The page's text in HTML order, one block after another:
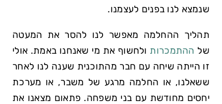
שנמצא לנו בפנים לעצמנו.
תהליך ההחלמה מאפשר לנו להסר את המעטה
של ההתמכרות ולחשוף את מי שאנחנו באמת. אולי
זו הייתה שיחה עם חבר מהתוכנית שענה לנו לאחר
ששאלנו, או החלמה מרגע של משבר, או מערכת
יחסים מחודשת עם בני משפחה. פתאום מצאנו את